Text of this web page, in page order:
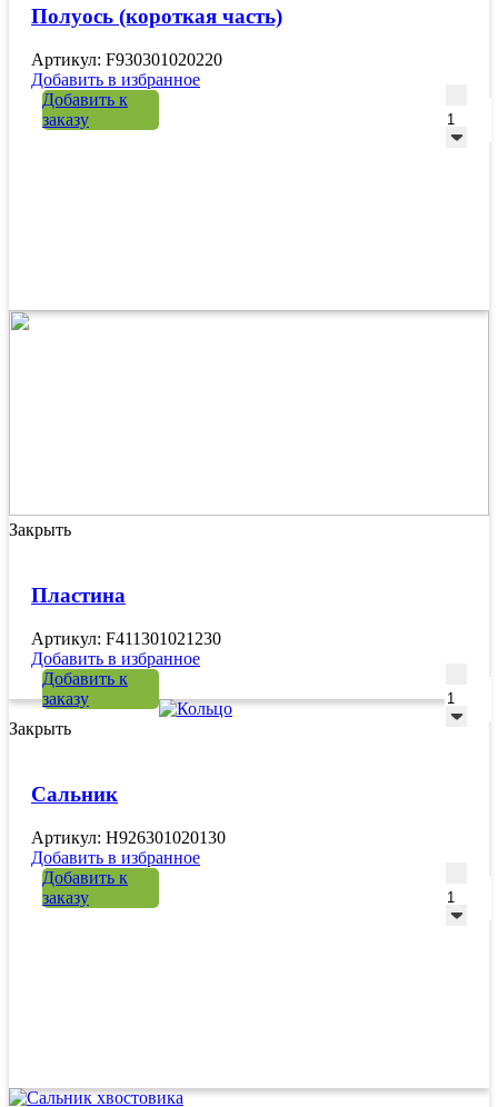
Полуось (короткая часть)
Артикул: F930301020220
Добавить в избранное
Добавить к
заказу
Закрыть
Пластина
Артикул: F411301021230
Добавить в избранное
Добавить к
заказу
Закрыть
Сальник
Артикул: H926301020130
Добавить в избранное
Добавить к
заказу